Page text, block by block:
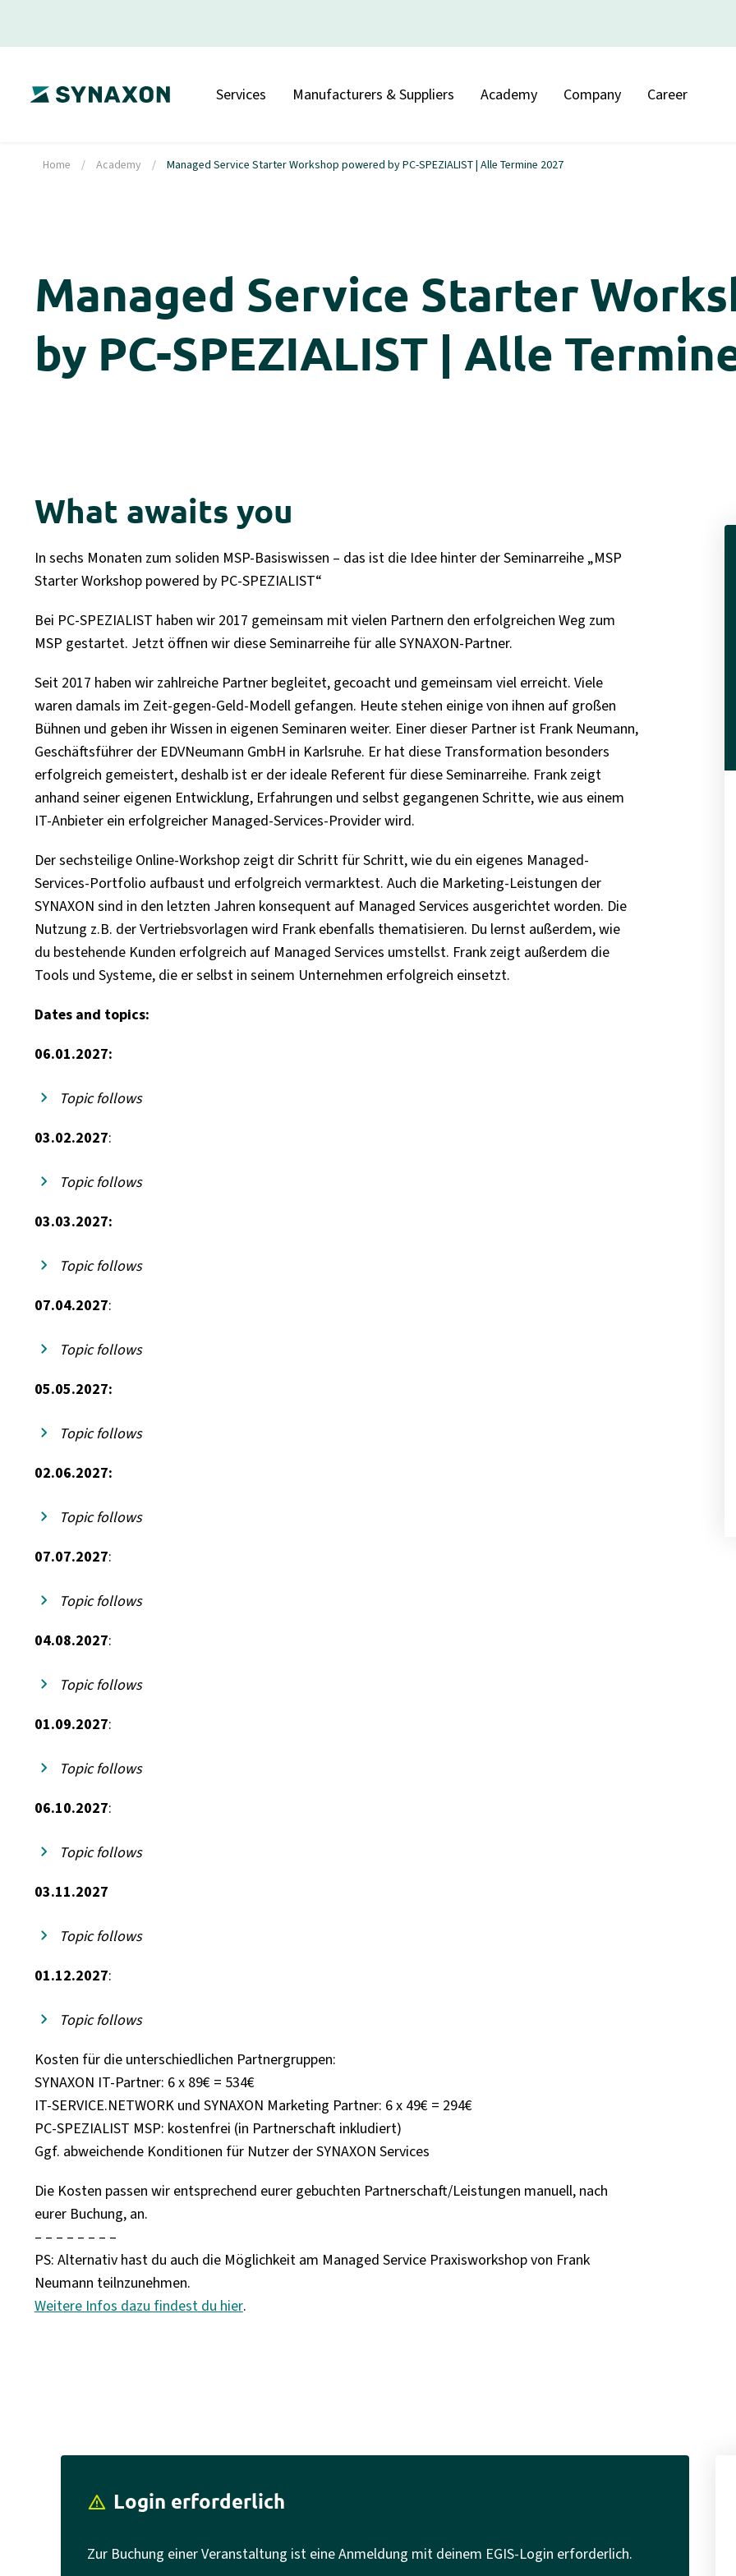
Services Manufacturers & Suppliers Academy Company Career
Home / Academy / Managed Service Starter Workshop powered by PC-SPEZIALIST | Alle Termine 2027
Managed Service Starter
by PC-SPEZIALIST | Alle
What awaits you
In sechs Monaten zum soliden MSP-Basiswissen – das ist die Idee hinter der Seminarreihe „MSP
Starter Workshop powered by PC-SPEZIALIST“
Bei PC-SPEZIALIST haben wir 2017 gemeinsam mit vielen Partnern den erfolgreichen Weg zum
MSP gestartet. Jetzt öffnen wir diese Seminarreihe für alle SYNAXON-Partner.
Seit 2017 haben wir zahlreiche Partner begleitet, gecoacht und gemeinsam viel erreicht. Viele
waren damals im Zeit-gegen-Geld-Modell gefangen. Heute stehen einige von ihnen auf großen
Bühnen und geben ihr Wissen in eigenen Seminaren weiter. Einer dieser Partner ist Frank Neumann,
Geschäftsführer der EDVNeumann GmbH in Karlsruhe. Er hat diese Transformation besonders
erfolgreich gemeistert, deshalb ist er der ideale Referent für diese Seminarreihe. Frank zeigt
anhand seiner eigenen Entwicklung, Erfahrungen und selbst gegangenen Schritte, wie aus einem
IT-Anbieter ein erfolgreicher Managed-Services-Provider wird.
Der sechsteilige Online-Workshop zeigt dir Schritt für Schritt, wie du ein eigenes Managed-
Services-Portfolio aufbaust und erfolgreich vermarktest. Auch die Marketing-Leistungen der
SYNAXON sind in den letzten Jahren konsequent auf Managed Services ausgerichtet worden. Die
Nutzung z.B. der Vertriebsvorlagen wird Frank ebenfalls thematisieren. Du lernst außerdem, wie
du bestehende Kunden erfolgreich auf Managed Services umstellst. Frank zeigt außerdem die
Tools und Systeme, die er selbst in seinem Unternehmen erfolgreich einsetzt.
Dates and topics:
06.01.2027:
Topic follows
03.02.2027:
Topic follows
03.03.2027:
Topic follows
07.04.2027:
Topic follows
05.05.2027:
Topic follows
02.06.2027:
Topic follows
07.07.2027:
Topic follows
04.08.2027:
Topic follows
01.09.2027:
Topic follows
06.10.2027:
Topic follows
03.11.2027
Topic follows
01.12.2027:
Topic follows
Kosten für die unterschiedlichen Partnergruppen:
SYNAXON IT-Partner: 6 x 89€ = 534€
IT-SERVICE.NETWORK und SYNAXON Marketing Partner: 6 x 49€ = 294€
PC-SPEZIALIST MSP: kostenfrei (in Partnerschaft inkludiert)
Ggf. abweichende Konditionen für Nutzer der SYNAXON Services
Die Kosten passen wir entsprechend eurer gebuchten Partnerschaft/Leistungen manuell, nach
eurer Buchung, an.
– – – – – – – –
PS: Alternativ hast du auch die Möglichkeit am Managed Service Praxisworkshop von Frank
Neumann teilnzunehmen.
Weitere Infos dazu findest du hier.
report_problem Login erforderlich
Zur Buchung einer Veranstaltung ist eine Anmeldung mit deinem EGIS-Login erforderlich.